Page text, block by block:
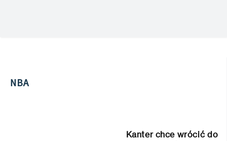
NBA
Kanter chce wrócić do